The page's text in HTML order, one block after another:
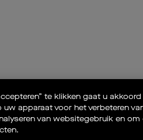
te klikken gaat u
apparaat voor het verbeteren
van websitegebruik en om